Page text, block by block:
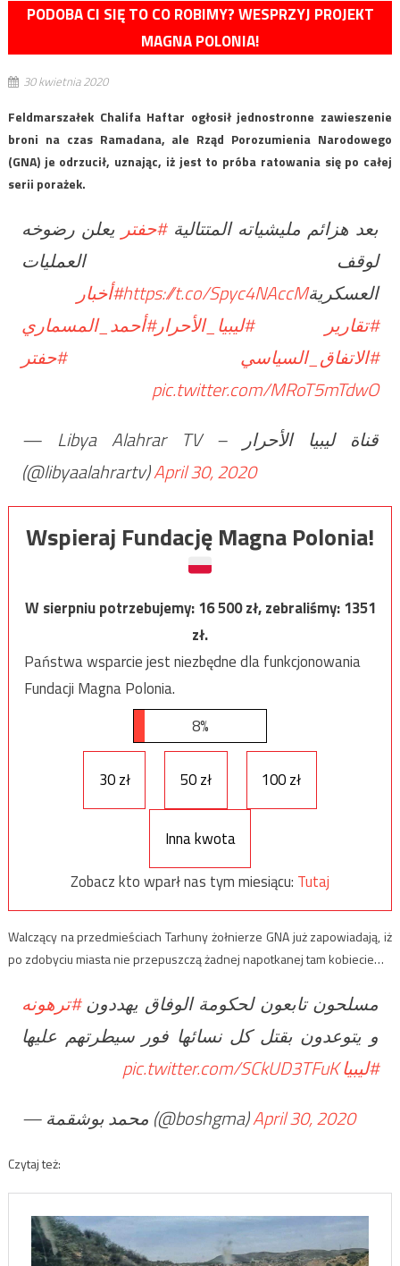
PODOBA CI SIĘ TO CO ROBIMY? WESPRZYJ PROJEKT
MAGNA POLONIA!
30 kwietnia 2020
Feldmarszałek Chalifa Haftar ogłosił jednostronne zawieszenie
broni na czas Ramadana, ale Rząd Porozumienia Narodowego
(GNA) je odrzucił, uznając, iż jest to próba ratowania się po całej
serii porażek.
بعد هزائم مليشياته المتتالية#حفتر يعلن رضوخه
لوقف العمليات
العسكريةhttps://t.co/Spyc4NAccM#أخبار
#تقارير
#ليبيا_الأحرار#أحمد_المسماري
#الاتفاق_السياسي
#حفتر
pic.twitter.com/MRoT5mTdwO
— Libya Alahrar TV – قناة ليبيا الأحرار
(@libyaalahrartv)April 30, 2020
Wspieraj Fundację Magna Polonia!
W sierpniu potrzebujemy:16 500zł, zebraliśmy:1351
zł.
Państwa wsparcie jest niezbędne dla funkcjonowania
Fundacji Magna Polonia.
8%
30 zł 50 zł 100 zł
Inna kwota
Zobacz kto wparł nas tym miesiącu: Tutaj
Walczący na przedmieściach Tarhuny żołnierze GNA już zapowiadają, iż
po zdobyciu miasta nie przepuszczą żadnej napotkanej tam kobiecie…
مسلحون تابعون لحكومة الوفاق يهددون#ترهونه
و يتوعدون بقتل كل نسائها فور سيطرتهم عليها
#ليبياpic.twitter.com/SCkUD3TFuK
— محمد بوشقمة (@boshgma)April 30, 2020
Czytaj też: